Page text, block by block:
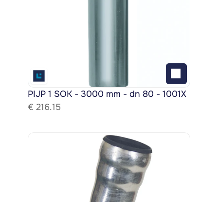
PIJP 1 SOK - 3000 mm - dn 80 - 1001X
€ 216.15